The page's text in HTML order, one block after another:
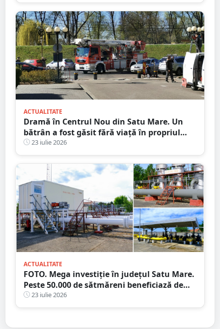
ACTUALITATE
Dramă în Centrul Nou din Satu Mare. Un
bătrân a fost găsit fără viață în propriul
apartament, după două zile în care nu a
mai răspuns la telefon
23 iulie 2026
ACTUALITATE
FOTO. Mega investiție în județul Satu Mare.
Peste 50.000 de sătmăreni beneficiază de
rețeaua de 39 de km!
23 iulie 2026